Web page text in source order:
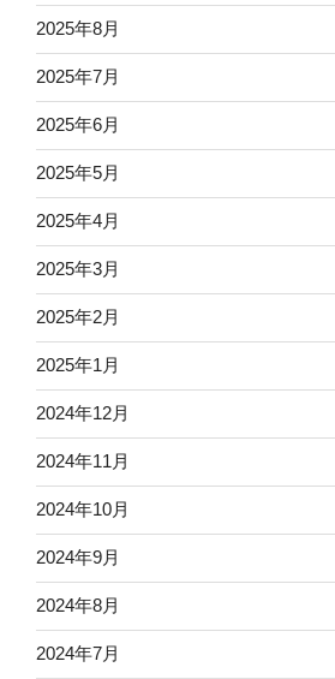
2025年8月
2025年7月
2025年6月
2025年5月
2025年4月
2025年3月
2025年2月
2025年1月
2024年12月
2024年11月
2024年10月
2024年9月
2024年8月
2024年7月